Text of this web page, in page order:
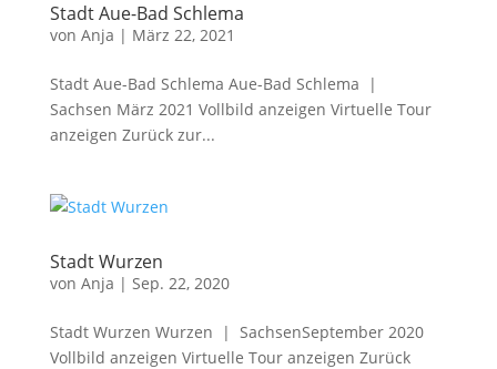
Stadt Aue-Bad Schlema
von Anja | März 22, 2021
Stadt Aue-Bad Schlema Aue-Bad Schlema |
Sachsen März 2021 Vollbild anzeigen Virtuelle Tour
anzeigen Zurück zur...
Stadt Wurzen
von Anja | Sep. 22, 2020
Stadt Wurzen Wurzen | SachsenSeptember 2020
Vollbild anzeigen Virtuelle Tour anzeigen Zurück